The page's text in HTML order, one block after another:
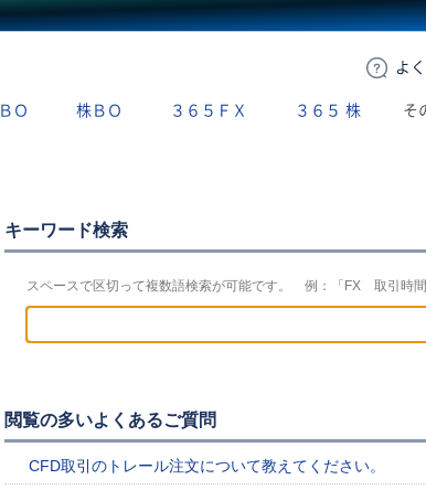
よ
ＢＯ 株ＢＯ ３６５ＦＸ ３６５ 株 そ
キーワード検索
スペースで区切って複数語検索が可能です。 例：「FX 取引時
閲覧の多いよくあるご質問
CFD取引のトレール注文について教えてください。